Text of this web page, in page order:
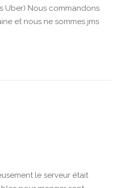
Uber) Nous commandons
et nous ne sommes jms
le serveur était